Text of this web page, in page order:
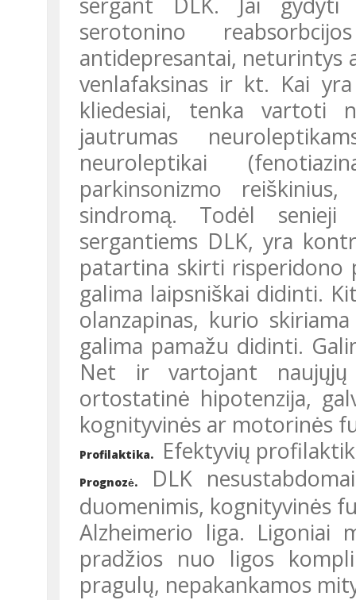
serotonino
antidepresantai, neturintys
venlafaksinas ir kt. Kai
kliedesiai, tenka vartoti
jautrumas
neuroleptikai
parkinsonizmo
sindromą. Todėl senieji
sergantiems DLK, yra
patartina skirti risperidono
galima laipsniškai didinti.
olanzapinas, kurio
galima pamažu didinti.
Net ir vartojant naujųjų
ortostatinė hipotenzija,
kognityvinės ar motorinės
Profilaktika. Efektyvių
Prognozė.
DLK
duomenimis, kognityvinės
Alzheimerio liga. Ligoniai
pradžios nuo ligos
pragulų, nepakankamos